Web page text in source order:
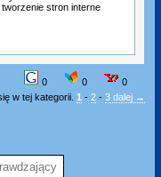
stron interne
0 0
0
w tej kategorii. 1 - 2 - 3 dalej →